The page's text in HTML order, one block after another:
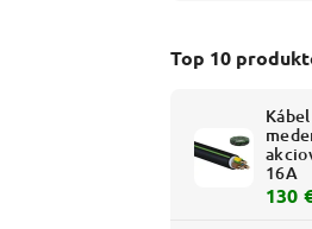
Top 10
16A
130